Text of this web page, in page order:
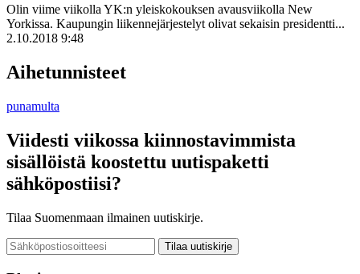
Olin viime viikolla YK:n yleiskokouksen avausviikolla New
Yorkissa. Kaupungin liikennejärjestelyt olivat sekaisin presidentti...
2.10.2018 9:48
Aihetunnisteet
punamulta
Viidesti viikossa kiinnostavimmista
sisällöistä koostettu uutispaketti
sähköpostiisi?
Tilaa Suomenmaan ilmainen uutiskirje.